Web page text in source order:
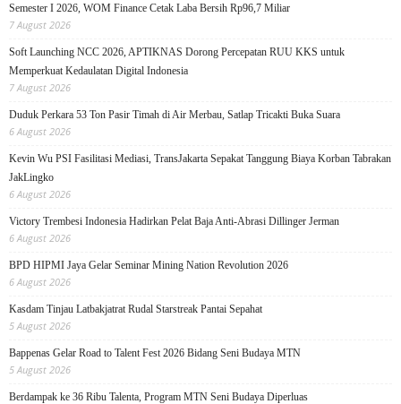
Semester I 2026, WOM Finance Cetak Laba Bersih Rp96,7 Miliar
7 August 2026
Soft Launching NCC 2026, APTIKNAS Dorong Percepatan RUU KKS untuk
Memperkuat Kedaulatan Digital Indonesia
7 August 2026
Duduk Perkara 53 Ton Pasir Timah di Air Merbau, Satlap Tricakti Buka Suara
6 August 2026
Kevin Wu PSI Fasilitasi Mediasi, TransJakarta Sepakat Tanggung Biaya Korban Tabrakan
JakLingko
6 August 2026
Victory Trembesi Indonesia Hadirkan Pelat Baja Anti-Abrasi Dillinger Jerman
6 August 2026
BPD HIPMI Jaya Gelar Seminar Mining Nation Revolution 2026
6 August 2026
Kasdam Tinjau Latbakjatrat Rudal Starstreak Pantai Sepahat
5 August 2026
Bappenas Gelar Road to Talent Fest 2026 Bidang Seni Budaya MTN
5 August 2026
Berdampak ke 36 Ribu Talenta, Program MTN Seni Budaya Diperluas